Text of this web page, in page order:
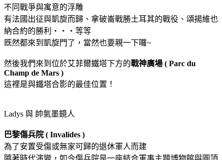
不同戰爭與寓意的浮雕
有法國出征與凱旋而歸、拿破崙戰勝土耳其的戰役、頌揚維也
納合約的勝利‧‧‧等等
既然都來到凱旋門了，當然也要親一下囉~
然後我們來到位於艾菲爾鐵塔下方的戰神廣場 ( Parc du
Champ de Mars )
這裡是與鐵塔合影的最佳位置！
Ladys 與 帥氣墨鏡人
巴黎傷兵院 ( Invalides )
為了安置受傷或無家可歸的退休軍人而建
隨著時代演變，如今傷兵院是一座結合軍事主題博物館與圓頂